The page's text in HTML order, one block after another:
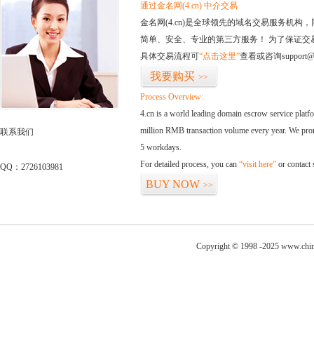
联系我们
QQ：2726103981
通过金名网(4.cn) 中介交易
金名网(4.cn)是全球领先的域名交易服务机构
简单、安全、专业的第三方服务！ 为了保证
具体交易流程可“点击这里”查看或咨询
我要购买 >>
Process Overview:
4.cn is a world leading domain escrow service
million RMB transaction volume every year. We
5 workdays.
For detailed process, you can “visit here” or contact
BUY NOW >>
Copyright © 1998 -2025